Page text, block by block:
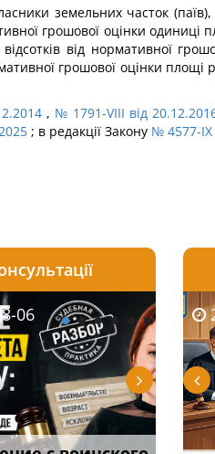
земельних часток
грошової оцінки одиниці
від нормативної
грошової оцінки площі
, № 1791-VIII від
; в редакції Закону № 4577-IX
2026-08-05
2026-
06
07-30